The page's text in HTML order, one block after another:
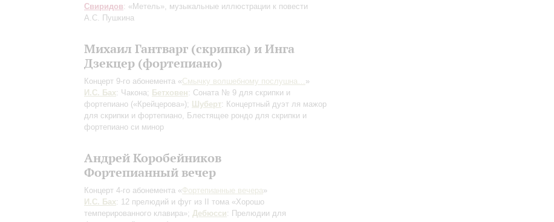
Свиридов: «Метель», музыкальные иллюстрации к повести
А.С. Пушкина
Михаил Гантварг (скрипка) и Инга
Дзекцер (фортепиано)
Концерт 9-го абонемента «Смычку волшебному послушна… »
И.С. Бах: Чакона; Бетховен: Соната № 9 для скрипки и
фортепиано («Крейцерова»); Шуберт: Концертный дуэт ля мажор
для скрипки и фортепиано, Блестящее рондо для скрипки и
фортепиано си минор
Андрей Коробейников
Фортепианный вечер
Концерт 4-го абонемента «Фортепианные вечера»
И.С. Бах: 12 прелюдий и фуг из II тома «Хорошо
темперированного клавира»; Дебюсси: Прелюдии для